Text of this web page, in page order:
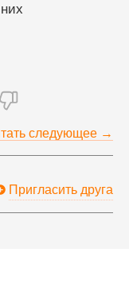
следующее →
Пригласить друга